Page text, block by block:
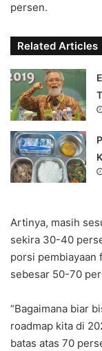
persen.
Related Articles
Artinya, masih
sekira 30-40
porsi
sebesar 50-70
“Bagaimana biar
roadmap kita di
batas atas 70